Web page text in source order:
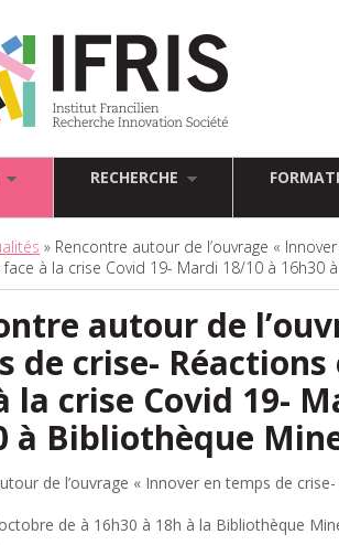
RECHERCHE
» Rencontre autour de l’ouvrage «
à la crise Covid 19- Mardi 18/10 à 16h30
autour de
de crise-
la crise Covid 19-
à Bibliothèque
de l’ouvrage « Innover en temps de
de à 16h30 à 18h à la Bibliothèque